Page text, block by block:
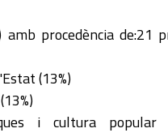
procedència de:21
(13%)
i cultura popular